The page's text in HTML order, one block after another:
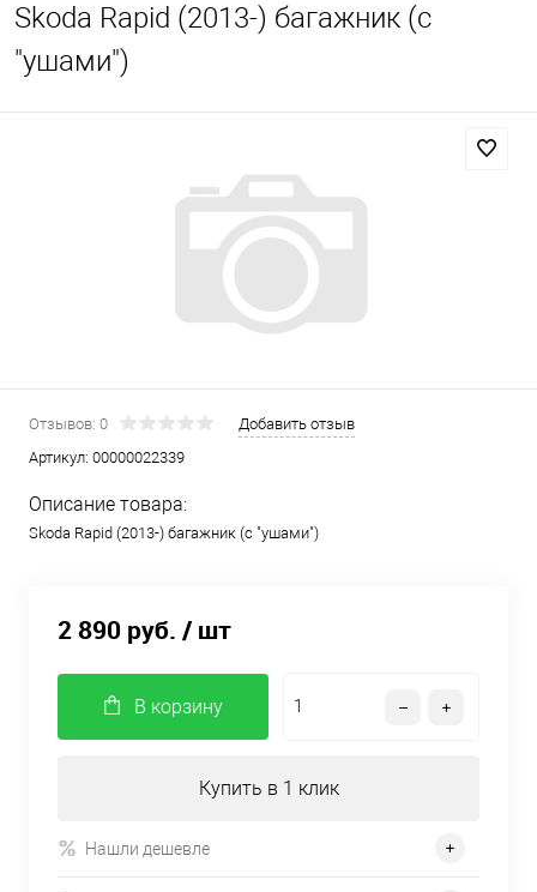
Skoda Rapid (2013-) багажник (с
"ушами")
Отзывов: 0
Добавить отзыв
Артикул: 00000022339
Описание товара:
Skoda Rapid (2013-) багажник (с "ушами")
2 890 руб. / шт
В корзину
Купить в 1 клик
Нашли дешевле